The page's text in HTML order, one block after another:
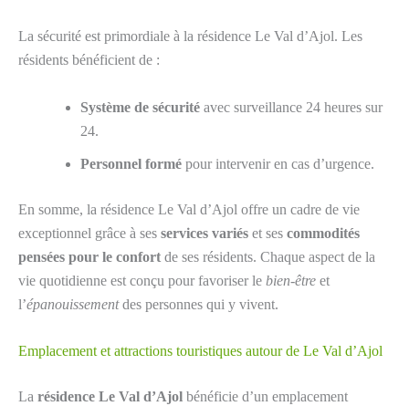
La sécurité est primordiale à la résidence Le Val d’Ajol. Les
résidents bénéficient de :
Système de sécurité avec surveillance 24 heures sur
24.
Personnel formé pour intervenir en cas d’urgence.
En somme, la résidence Le Val d’Ajol offre un cadre de vie
exceptionnel grâce à ses services variés et ses commodités
pensées pour le confort de ses résidents. Chaque aspect de la
vie quotidienne est conçu pour favoriser le bien-être et
l’épanouissementdes personnes qui y vivent.
Emplacement et attractions touristiques autour de Le Val d’Ajol
La résidence Le Val d’Ajol bénéficie d’un emplacement